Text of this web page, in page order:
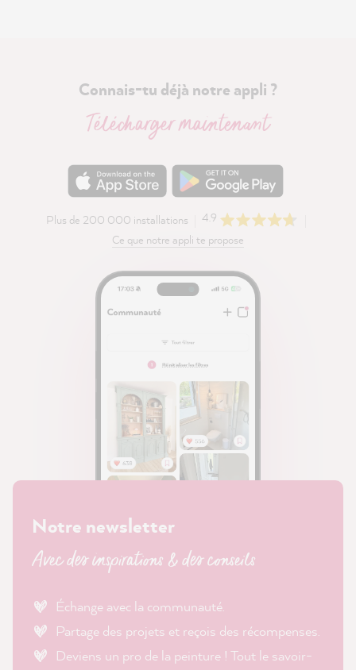
Connais-tu déjà notre appli ?
Télécharger maintenant
Plus de 200 000 installations
4.9
Ce que notre appli te propose
Notre newsletter
Avec des inspirations & des conseils
Échange avec la communauté.
Partage des projets et reçois des récompenses.
Deviens un pro de la peinture ! Tout le savoir-